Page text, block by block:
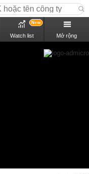
Watch list
New
Mở rộng